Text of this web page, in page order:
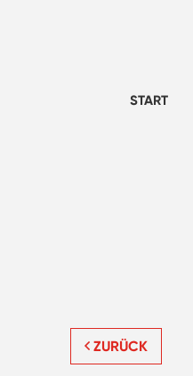
START
ZURÜCK